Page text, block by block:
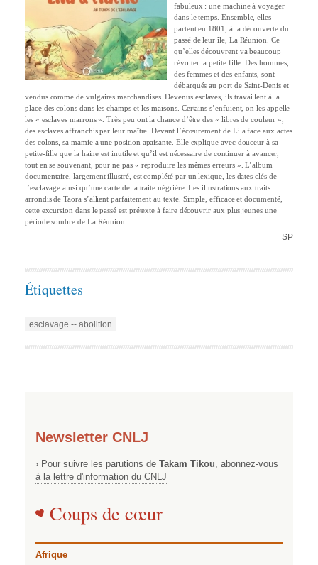
fabuleux : une machine à voyager
dans le temps. Ensemble, elles
partent en 1801, à la découverte du
passé de leur île, La Réunion. Ce
qu’elles découvrent va beaucoup
révolter la petite fille. Des hommes,
des femmes et des enfants, sont
débarqués au port de Saint-Denis et
vendus comme de vulgaires marchandises. Devenus esclaves, ils travaillent à la
place des colons dans les champs et les maisons. Certains s’enfuient, on les appelle
les « esclaves marrons ». Très peu ont la chance d’être des « libres de couleur »,
des esclaves affranchis par leur maître. Devant l’écœurement de Lila face aux actes
des colons, sa mamie a une position apaisante. Elle explique avec douceur à sa
petite-fille que la haine est inutile et qu’il est nécessaire de continuer à avancer,
tout en se souvenant, pour ne pas « reproduire les mêmes erreurs ». L’album
documentaire, largement illustré, est complété par un lexique, les dates clés de
l’esclavage ainsi qu’une carte de la traite négrière. Les illustrations aux traits
arrondis de Taora s’allient parfaitement au texte. Simple, efficace et documenté,
cette excursion dans le passé est prétexte à faire découvrir aux plus jeunes une
période sombre de La Réunion.
SP
Étiquettes
esclavage -- abolition
Newsletter CNLJ
› Pour suivre les parutions de Takam Tikou , abonnez-vous
à la lettre d'information du CNLJ
Coups de cœur
Afrique